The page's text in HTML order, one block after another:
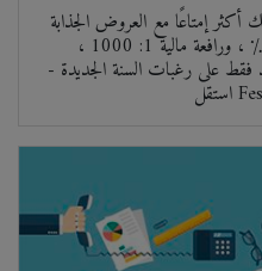
إمتاعًا مع العروض الجذابة
- فروق أسعار منخفضة تصل إلى 15٪ ، ورافعة مالية 1: 1000 ،
100٪. لا تعتمد فقط على رغبات السنة الجديدة -